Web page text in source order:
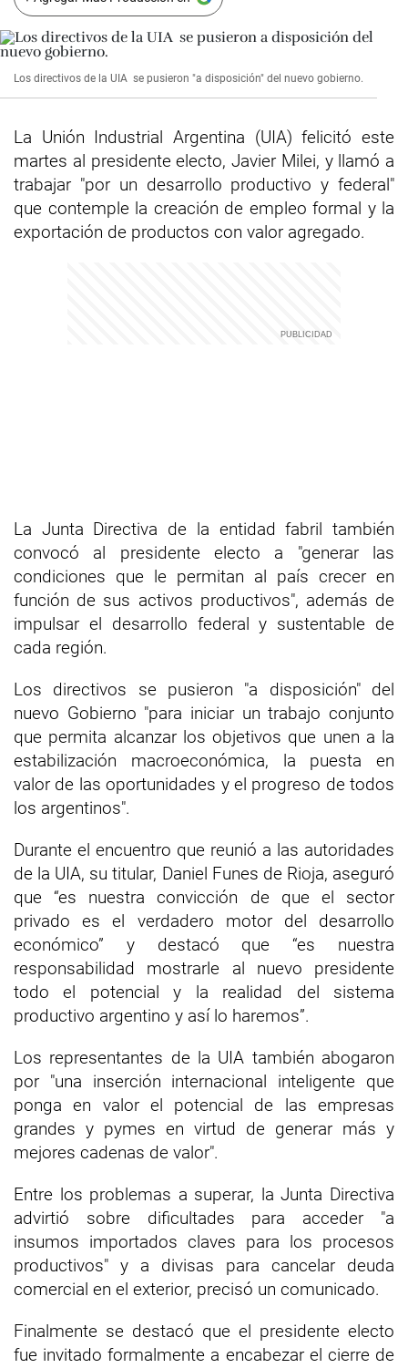
Los directivos de la UIA se pusieron "a disposición" del nuevo gobierno.
La Unión Industrial Argentina (UIA) felicitó este
martes al presidente electo, Javier Milei, y llamó a
trabajar "por un desarrollo productivo y federal"
que contemple la creación de empleo formal y la
exportación de productos con valor agregado.
La Junta Directiva de la entidad fabril también
convocó al presidente electo a "generar las
condiciones que le permitan al país crecer en
función de sus activos productivos", además de
impulsar el desarrollo federal y sustentable de
cada región.
Los directivos se pusieron "a disposición" del
nuevo Gobierno "para iniciar un trabajo conjunto
que permita alcanzar los objetivos que unen a la
estabilización macroeconómica, la puesta en
valor de las oportunidades y el progreso de todos
los argentinos".
Durante el encuentro que reunió a las autoridades
de la UIA, su titular, Daniel Funes de Rioja, aseguró
que “es nuestra convicción de que el sector
privado es el verdadero motor del desarrollo
económico” y destacó que “es nuestra
responsabilidad mostrarle al nuevo presidente
todo el potencial y la realidad del sistema
productivo argentino y así lo haremos”.
Los representantes de la UIA también abogaron
por "una inserción internacional inteligente que
ponga en valor el potencial de las empresas
grandes y pymes en virtud de generar más y
mejores cadenas de valor".
Entre los problemas a superar, la Junta Directiva
advirtió sobre dificultades para acceder "a
insumos importados claves para los procesos
productivos" y a divisas para cancelar deuda
comercial en el exterior, precisó un comunicado.
Finalmente se destacó que el presidente electo
fue invitado formalmente a encabezar el cierre de